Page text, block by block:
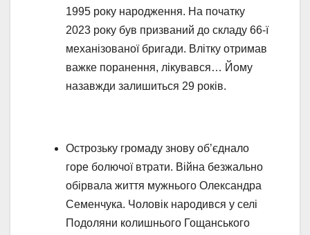
1995 року народження. На початку
2023 року був призваний до складу 66-ї
механізованої бригади. Влітку отримав
важке поранення, лікувався… Йому
назавжди залишиться 29 років.
Острозьку громаду знову об’єднало
горе болючої втрати. Війна безжально
обірвала життя мужнього Олександра
Семенчука. Чоловік народився у селі
Подоляни колишнього Гощанського